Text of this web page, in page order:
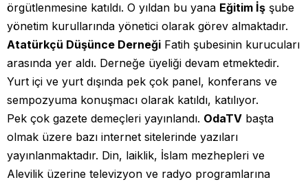
örgütlenmesine katıldı. O yıldan bu yana Eğitim İş şube
yönetim kurullarında yönetici olarak görev almaktadır.
Atatürkçü Düşünce Derneği Fatih şubesinin kurucuları
arasında yer aldı. Derneğe üyeliği devam etmektedir.
Yurt içi ve yurt dışında pek çok panel, konferans ve
sempozyuma konuşmacı olarak katıldı, katılıyor.
Pek çok gazete demeçleri yayınlandı. OdaTV başta
olmak üzere bazı internet sitelerinde yazıları
yayınlanmaktadır. Din, laiklik, İslam mezhepleri ve
Alevilik üzerine televizyon ve radyo programlarına